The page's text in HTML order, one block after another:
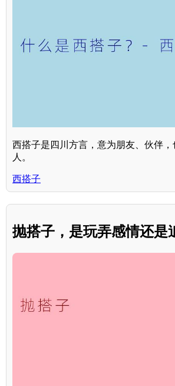
西搭子是四川方言，意为朋友、伙伴
人。
西搭子
抛搭子，是玩弄感情还是